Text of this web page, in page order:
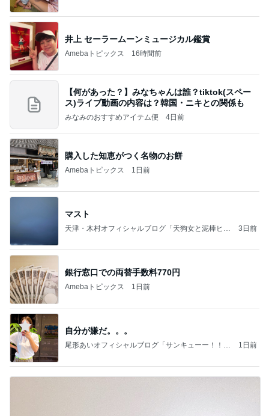
井上 セーラームーンミュージカル鑑賞
Amebaトピックス 16時間前
【何があった？】みなちゃんは誰？tiktok(スペー
ス)ライブ動画の内容は？韓国・ニキとの関係も
みなみのおすすめアイテム便 4日前
購入した知恵がつく名物のお餅
Amebaトピックス 1日前
マスト
天津・木村オフィシャルブログ「天狗女と泥棒ヒゲ
3日前
銀行窓口での両替手数料770円
Amebaトピックス 1日前
自分が嫌だ。。。
尾形あいオフィシャルブログ「サンキューー！！尾
1日前